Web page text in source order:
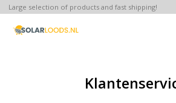
Large selection of products and fast shipping!